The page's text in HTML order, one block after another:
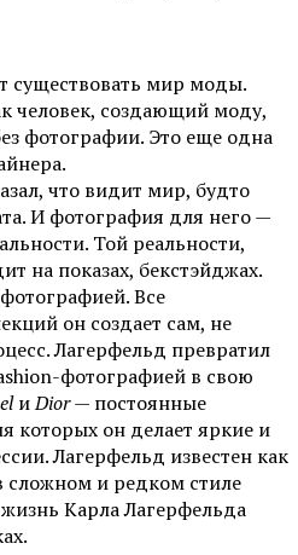
существовать мир моды.
человек, создающий моду,
фотографии. Это еще одна
что видит мир, будто
И фотография для него —
Той реальности,
на показах, бекстэйджах.
Все
он создает сам, не
Лагерфельд превратил
фотографией в свою
иDior— постоянные
которых он делает яркие и
Лагерфельд известен как
и редком стиле
Карла Лагерфельда